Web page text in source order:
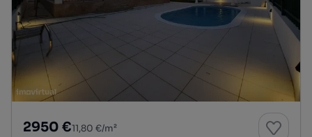
2950 €11,80 €/m²